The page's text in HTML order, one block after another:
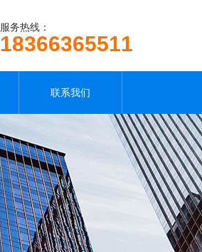
服务热线：
18366365511
联系我们